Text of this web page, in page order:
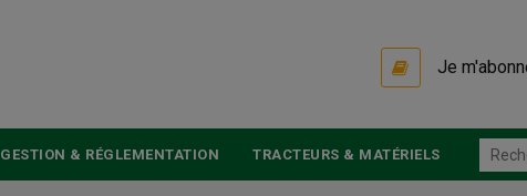
Je
GESTION & RÉGLEMENTATION TRACTEURS & MATÉRIELS